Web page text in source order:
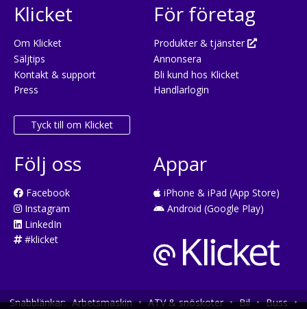
Klicket
Om Klicket
Säljtips
Kontakt & support
Press
Tyck till om Klicket
För företag
Produkter & tjänster
Annonsera
Bli kund hos Klicket
Handlarlogin
Följ oss
Facebook
Instagram
LinkedIn
#klicket
Appar
iPhone & iPad (App Store)
Android (Google Play)
Snabblänkar: Arbetsmaskin • ATV & snöskoter • Bil • Buss •